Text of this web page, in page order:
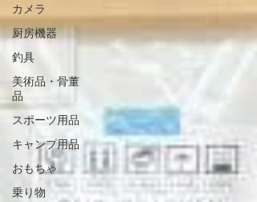
カメラ
厨房機器
釣具
美術品・骨董
品
スポーツ用品
キャンプ用品
おもちゃ
乗り物